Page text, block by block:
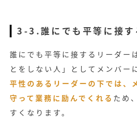
3-3.誰にでも平等に接す
誰にでも平等に接するリーダー
とをしない人」としてメンバー
平性のあるリーダーの下では、
守って業務に励んでくれる ため
すくなります。